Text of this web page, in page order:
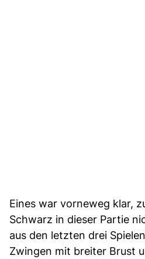
Eines war vorneweg klar,
Schwarz in dieser Partie
aus den letzten drei
Zwingen mit breiter Brust